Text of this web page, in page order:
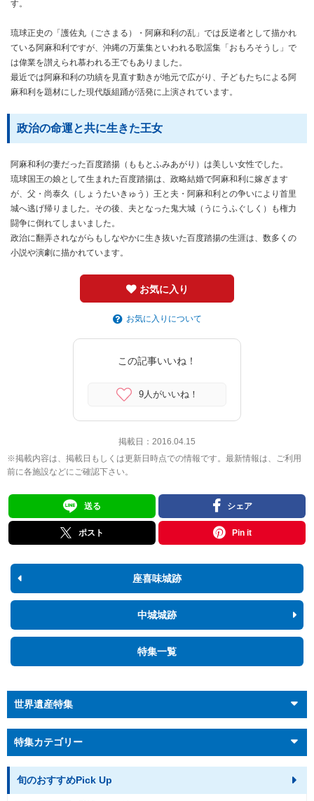
す。
琉球正史の「護佐丸（ごさまる）・阿麻和利の乱」では反逆者として描かれ
ている阿麻和利ですが、沖縄の万葉集といわれる歌謡集「おもろそうし」で
は偉業を讃えられ慕われる王でもありました。
最近では阿麻和利の功績を見直す動きが地元で広がり、子どもたちによる阿
麻和利を題材にした現代版組踊が活発に上演されています。
政治の命運と共に生きた王女
阿麻和利の妻だった百度踏揚（ももとふみあがり）は美しい女性でした。
琉球国王の娘として生まれた百度踏揚は、政略結婚で阿麻和利に嫁ぎます
が、父・尚泰久（しょうたいきゅう）王と夫・阿麻和利との争いにより首里
城へ逃げ帰りました。その後、夫となった鬼大城（うにうふぐしく）も権力
闘争に倒れてしまいました。
政治に翻弄されながらもしなやかに生き抜いた百度踏揚の生涯は、数多くの
小説や演劇に描かれています。
お気に入り
お気に入りについて
この記事いいね！
9人がいいね！
掲載日： 2016.04.15
※掲載内容は、掲載日もしくは更新日時点での情報です。最新情報は、ご利用
前に各施設などにご確認下さい。
送る シェア
ポスト Pin it
座喜味城跡
中城城跡
特集一覧
世界遺産特集
特集カテゴリー
旬のおすすめPick Up